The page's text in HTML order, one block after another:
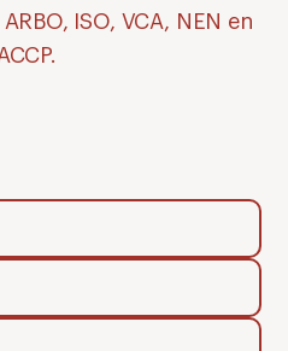
ISO, VCA, NEN en